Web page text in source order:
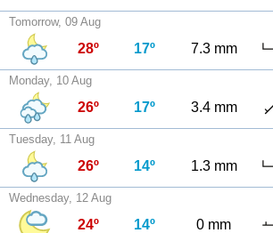
Tomorrow, 09 Aug
28º 17º 7.3 mm
Monday, 10 Aug
26º 17º 3.4 mm
Tuesday, 11 Aug
26º 14º 1.3 mm
Wednesday, 12 Aug
24º 14º 0 mm